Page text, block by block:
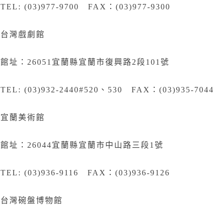
TEL: (03)977-9700 FAX：(03)977-9300
台灣戲劇館
館址：26051宜蘭縣宜蘭市復興路2段101號
TEL: (03)932-2440#520、530 FAX：(03)935-7044
宜蘭美術館
館址：26044宜蘭縣宜蘭市中山路三段1號
TEL: (03)936-9116 FAX：(03)936-9126
台灣碗盤博物館